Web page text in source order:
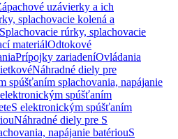
uzávierky a ich
splachovacie kolená a
rúrky, splachovacie
materiálOdtokové
Prípojky zariadeníOvládania
Náhradné diely pre
spúšťaním splachovania, napájanie
spúšťaním
S elektronickým spúšťaním
Náhradné diely pre S
napájanie batériouS